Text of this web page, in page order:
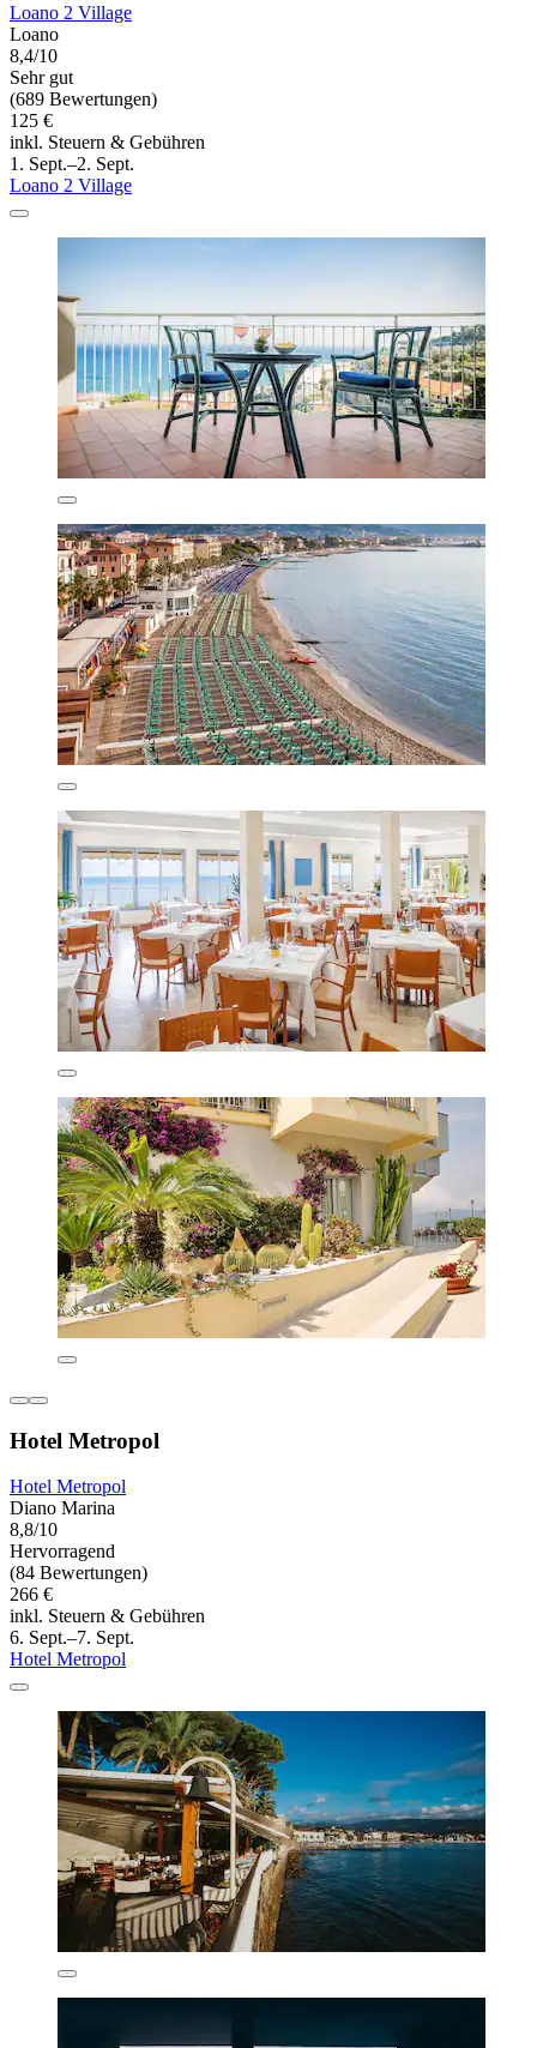
Loano 2 Village
Loano
8,4/10
Sehr gut
(689 Bewertungen)
125 €
inkl. Steuern & Gebühren
1. Sept.–2. Sept.
Loano 2 Village
Hotel Metropol
Hotel Metropol
Diano Marina
8,8/10
Hervorragend
(84 Bewertungen)
266 €
inkl. Steuern & Gebühren
6. Sept.–7. Sept.
Hotel Metropol